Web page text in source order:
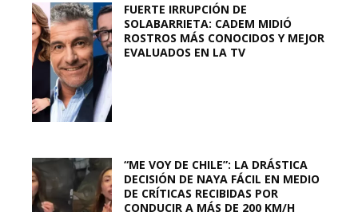
FUERTE IRRUPCIÓN DE
SOLABARRIETA: CADEM MIDIÓ
ROSTROS MÁS CONOCIDOS Y MEJOR
EVALUADOS EN LA TV
“ME VOY DE CHILE”: LA DRÁSTICA
DECISIÓN DE NAYA FÁCIL EN MEDIO
DE CRÍTICAS RECIBIDAS POR
CONDUCIR A MÁS DE 200 KM/H